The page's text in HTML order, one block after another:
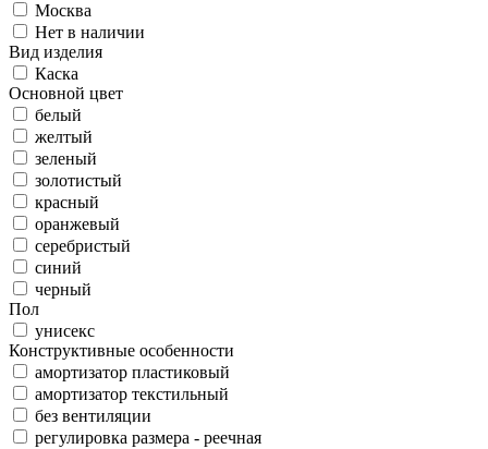
Москва
Нет в наличии
Вид изделия
Каска
Основной цвет
белый
желтый
зеленый
золотистый
красный
оранжевый
серебристый
синий
черный
Пол
унисекс
Конструктивные особенности
амортизатор пластиковый
амортизатор текстильный
без вентиляции
регулировка размера - реечная